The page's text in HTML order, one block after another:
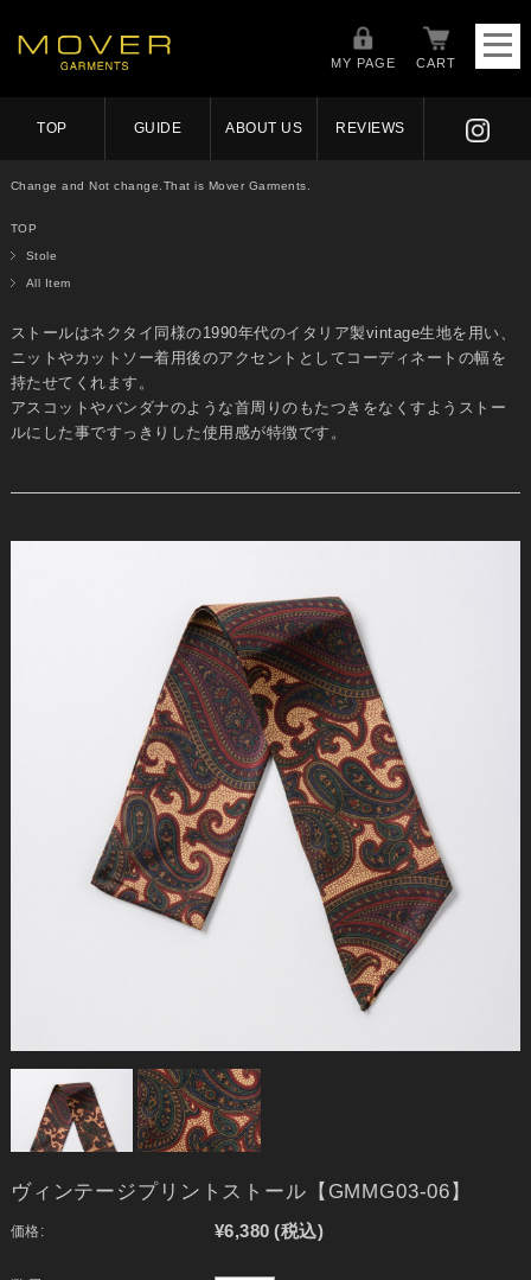
MY PAGE CART
TOP GUIDE ABOUT US REVIEWS
Change and Not change.That is Mover Garments.
TOP
Stole
All Item
ストールはネクタイ同様の1990年代のイタリア製vintage生地を用い、
ニットやカットソー着用後のアクセントとしてコーディネートの幅を
持たせてくれます。
アスコットやバンダナのような首周りのもたつきをなくすようストー
ルにした事ですっきりした使用感が特徴です。
ヴィンテージプリントストール【GMMG03-06】
価格: ¥6,380 (税込)